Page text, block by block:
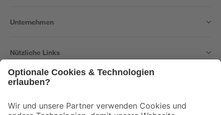
Unternehmen
Nützliche Links
Der toom Newsletter: Keine Angebote und Aktionen mehr verpassen!